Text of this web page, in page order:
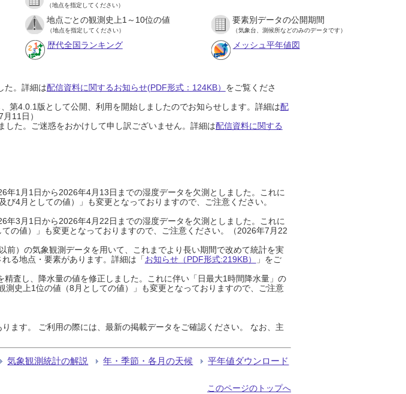
（地点を指定してください）
地点ごとの観測史上1～10位の値
（地点を指定してください）
要素別データの公開期間
（気象台、測候所などのみのデータです）
歴代全国ランキング メッシュ平年値図
た。詳細は配信資料に関するお知らせ(PDF形式：124KB） をご覧くださ
第4.0.1版として公開、利用を開始しましたのでお知らせします。詳細は配
11日）
た。ご迷惑をおかけして申し訳ございません。詳細は配信資料に関する
1月1日から2026年4月13日までの湿度データを欠測としました。これに
4月としての値）」も変更となっておりますので、ご注意ください。
3月1日から2026年4月22日までの湿度データを欠測としました。これに
の値）」も変更となっておりますので、ご注意ください。（2026年7月22
）の気象観測データを用いて、これまでより長い期間で改めて統計を実
る地点・要素があります。詳細は「お知らせ（PDF形式:219KB）
」をご
査し、降水量の値を修正しました。これに伴い「日最大1時間降水量」の
測史上1位の値（8月としての値）」も変更となっておりますので、ご注意
ます。 ご利用の際には、最新の掲載データをご確認ください。 なお、主
気象観測統計の解説 年・季節・各月の天候 平年値ダウンロード
このページのトップへ